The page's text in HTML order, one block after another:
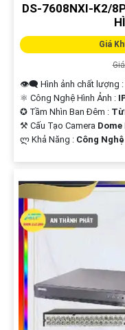
DS-7608NXI-K2/
Giá
👁️‍🗨 Hình ảnh chất lượng :
⚛️ Công Nghệ Hình Ảnh :
✪ Tầm Nhìn Ban Đêm :
⚒ Cấu Tạo Camera
️ლ Khả Năng : Công